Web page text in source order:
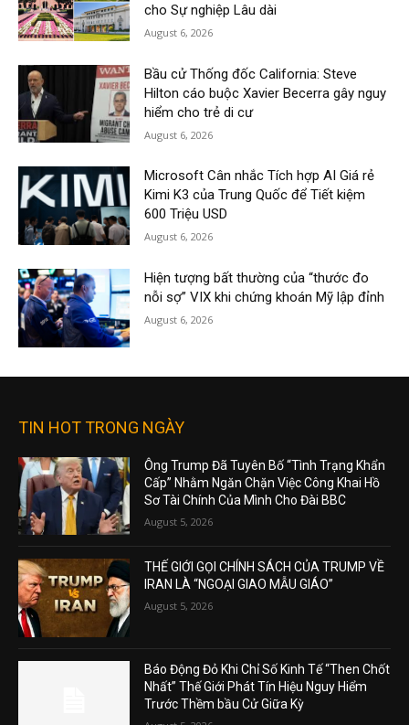
cho Sự nghiệp Lâu dài
August 6, 2026
Bầu cử Thống đốc California: Steve
Hilton cáo buộc Xavier Becerra gây nguy
hiểm cho trẻ di cư
August 6, 2026
Microsoft Cân nhắc Tích hợp AI Giá rẻ
Kimi K3 của Trung Quốc để Tiết kiệm
600 Triệu USD
August 6, 2026
Hiện tượng bất thường của “thước đo
nỗi sợ” VIX khi chứng khoán Mỹ lập đỉnh
August 6, 2026
TIN HOT TRONG NGÀY
Ông Trump Đã Tuyên Bố “Tình Trạng Khẩn
Cấp” Nhằm Ngăn Chặn Việc Công Khai Hồ
Sơ Tài Chính Của Mình Cho Đài BBC
August 5, 2026
THẾ GIỚI GỌI CHÍNH SÁCH CỦA TRUMP VỀ
IRAN LÀ “NGOẠI GIAO MẪU GIÁO”
August 5, 2026
Báo Động Đỏ Khi Chỉ Số Kinh Tế “Then Chốt
Nhất” Thế Giới Phát Tín Hiệu Nguy Hiểm
Trước Thềm bầu Cử Giữa Kỳ